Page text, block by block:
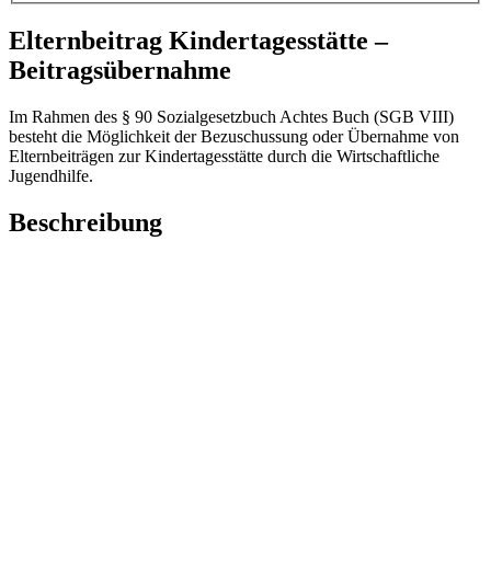
Elternbeitrag Kindertagesstätte –
Beitragsübernahme
Im Rahmen des § 90 Sozialgesetzbuch Achtes Buch (SGB VIII)
besteht die Möglichkeit der Bezuschussung oder Übernahme von
Elternbeiträgen zur Kindertagesstätte durch die Wirtschaftliche
Jugendhilfe.
Beschreibung